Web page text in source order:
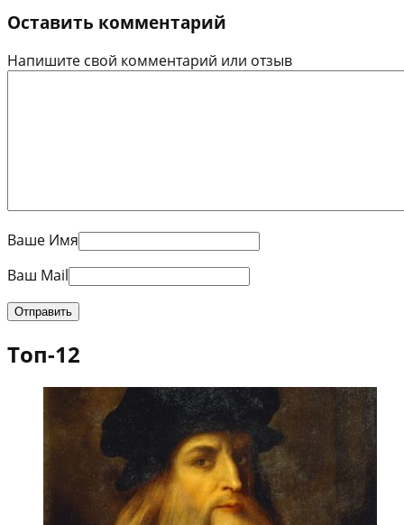
Оставить комментарий
Напишите свой комментарий или отзыв
Ваше Имя
Ваш Mail
Топ-12